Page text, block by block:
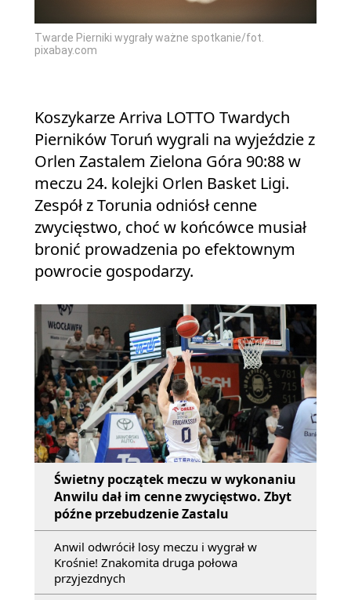
Twarde Pierniki wygrały ważne spotkanie/fot.
pixabay.com
Koszykarze Arriva LOTTO Twardych
Pierników Toruń wygrali na wyjeździe z
Orlen Zastalem Zielona Góra 90:88 w
meczu 24. kolejki Orlen Basket Ligi.
Zespół z Torunia odniósł cenne
zwycięstwo, choć w końcówce musiał
bronić prowadzenia po efektownym
powrocie gospodarzy.
Świetny początek meczu w wykonaniu
Anwilu dał im cenne zwycięstwo. Zbyt
późne przebudzenie Zastalu
Anwil odwrócił losy meczu i wygrał w
Krośnie! Znakomita druga połowa
przyjezdnych